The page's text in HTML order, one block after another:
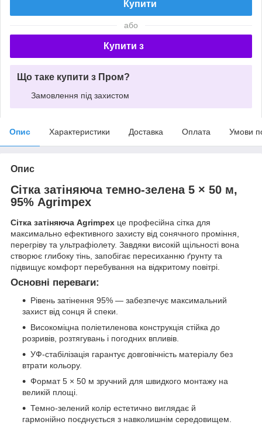
Купити
або
Купити з
Що таке купити з Пром?
Замовлення під захистом
Опис Характеристики Доставка Оплата Умови
Опис
Сітка затіняюча темно-зелена 5 × 50 м,
95% Agrimpex
Сітка затіняюча Agrimpex це професійна сітка для
максимально ефективного захисту від сонячного проміння,
перегріву та ультрафіолету. Завдяки високій щільності вона
створює глибоку тінь, запобігає пересиханню ґрунту та
підвищує комфорт перебування на відкритому повітрі.
Основні переваги:
Рівень затінення 95% — забезпечує максимальний
захист від сонця й спеки.
Високоміцна поліетиленова конструкція стійка до
розривів, розтягувань і погодних впливів.
УФ-стабілізація гарантує довговічність матеріалу без
втрати кольору.
Формат 5 × 50 м зручний для швидкого монтажу на
великій площі.
Темно-зелений колір естетично виглядає й
гармонійно поєднується з навколишнім середовищем.